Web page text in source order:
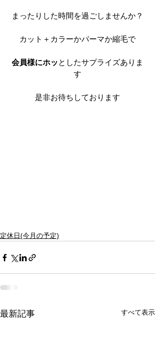
まったりした時間を過ごしませんか？
カット＋カラーかパーマか縮毛で
会員様にホッ としたサプライズありま
す
是非お待ちしております
定休日(今月の予定)
最新記事 すべて表示